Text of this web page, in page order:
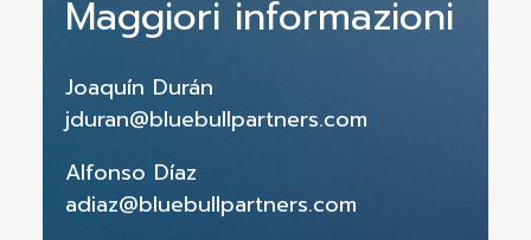
Maggiori informazioni
Joaquín Durán
jduran@bluebullpartners.com
Alfonso Díaz
adiaz@bluebullpartners.com